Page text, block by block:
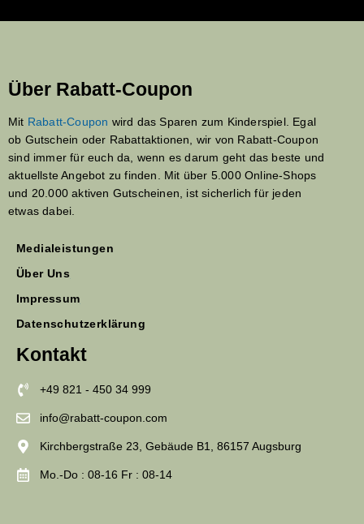
Über Rabatt-Coupon
Mit Rabatt-Coupon wird das Sparen zum Kinderspiel. Egal
ob Gutschein oder Rabattaktionen, wir von Rabatt-Coupon
sind immer für euch da, wenn es darum geht das beste und
aktuellste Angebot zu finden. Mit über 5.000 Online-Shops
und 20.000 aktiven Gutscheinen, ist sicherlich für jeden
etwas dabei.
Medialeistungen
Über Uns
Impressum
Datenschutzerklärung
Kontakt
+49 821 - 450 34 999
info@rabatt-coupon.com
Kirchbergstraße 23, Gebäude B1, 86157 Augsburg
Mo.-Do : 08-16 Fr : 08-14